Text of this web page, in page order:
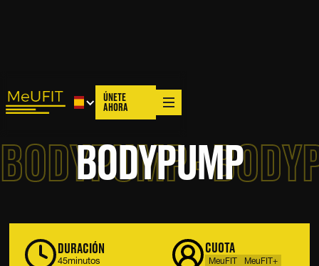
ÚNETE
AHORA
BODYPUMP ·
BO DYPUMP
DURACIÓN
45minutos
CUOTA
MeuFIT MeuFIT+